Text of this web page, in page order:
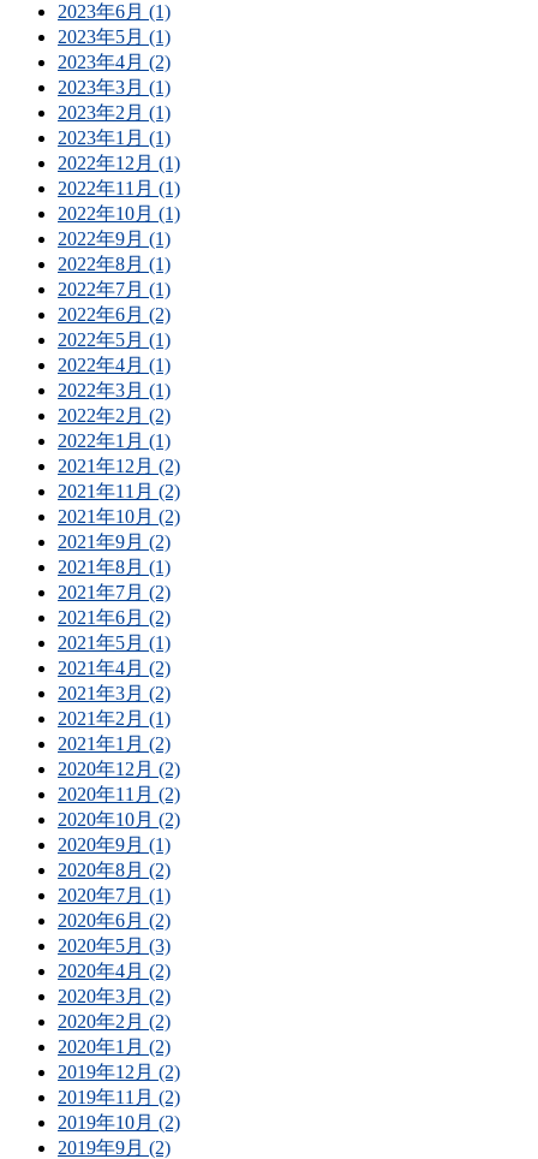
2023年6月 (1)
2023年5月 (1)
2023年4月 (2)
2023年3月 (1)
2023年2月 (1)
2023年1月 (1)
2022年12月 (1)
2022年11月 (1)
2022年10月 (1)
2022年9月 (1)
2022年8月 (1)
2022年7月 (1)
2022年6月 (2)
2022年5月 (1)
2022年4月 (1)
2022年3月 (1)
2022年2月 (2)
2022年1月 (1)
2021年12月 (2)
2021年11月 (2)
2021年10月 (2)
2021年9月 (2)
2021年8月 (1)
2021年7月 (2)
2021年6月 (2)
2021年5月 (1)
2021年4月 (2)
2021年3月 (2)
2021年2月 (1)
2021年1月 (2)
2020年12月 (2)
2020年11月 (2)
2020年10月 (2)
2020年9月 (1)
2020年8月 (2)
2020年7月 (1)
2020年6月 (2)
2020年5月 (3)
2020年4月 (2)
2020年3月 (2)
2020年2月 (2)
2020年1月 (2)
2019年12月 (2)
2019年11月 (2)
2019年10月 (2)
2019年9月 (2)